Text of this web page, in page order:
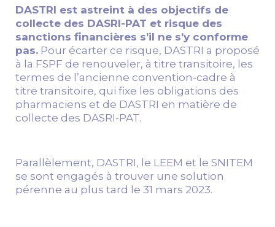
DASTRI est astreint à des objectifs de
collecte des DASRI-PAT et risque des
sanctions financières s’il ne s’y conforme
pas. Pour écarter ce risque, DASTRI a proposé
à la FSPF de renouveler, à titre transitoire, les
termes de l’ancienne convention-cadre à
titre transitoire, qui fixe les obligations des
pharmaciens et de DASTRI en matière de
collecte des DASRI-PAT.
Parallèlement, DASTRI, le LEEM et le SNITEM
se sont engagés à trouver une solution
pérenne au plus tard le 31 mars 2023.